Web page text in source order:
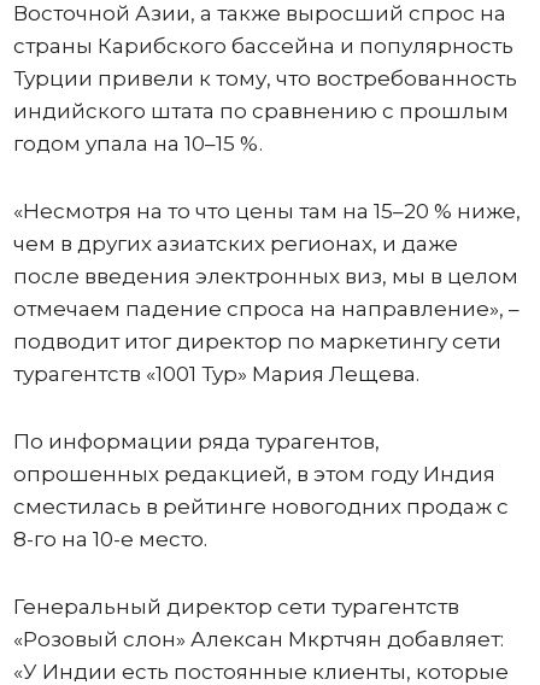
Восточной Азии, а также выросший спрос на
страны Карибского бассейна и популярность
Турции привели к тому, что востребованность
индийского штата по сравнению с прошлым
годом упала на 10–15 %.
«Несмотря на то что цены там на 15–20 % ниже,
чем в других азиатских регионах, и даже
после введения электронных виз, мы в целом
отмечаем падение спроса на направление», –
подводит итог директор по маркетингу сети
турагентств «1001 Тур» Мария Лещева.
По информации ряда турагентов,
опрошенных редакцией, в этом году Индия
сместилась в рейтинге новогодних продаж с
8-го на 10-е место.
Генеральный директор сети турагентств
«Розовый слон» Алексан Мкртчян добавляет:
«У Индии есть постоянные клиенты, которые